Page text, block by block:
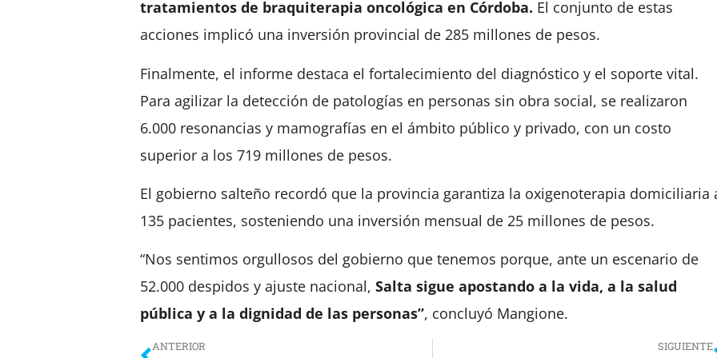
tratamientos de braquiterapia oncológica en Córdoba. El conjunto de estas
acciones implicó una inversión provincial de 285 millones de pesos.
Finalmente, el informe destaca el fortalecimiento del diagnóstico y el soporte vital.
Para agilizar la detección de patologías en personas sin obra social, se realizaron
6.000 resonancias y mamografías en el ámbito público y privado, con un costo
superior a los 719 millones de pesos.
El gobierno salteño recordó que la provincia garantiza la oxigenoterapia domiciliaria
135 pacientes, sosteniendo una inversión mensual de 25 millones de pesos.
“Nos sentimos orgullosos del gobierno que tenemos porque, ante un escenario de
52.000 despidos y ajuste nacional, Salta sigue apostando a la vida, a la salud
pública y a la dignidad de las personas”, concluyó Mangione.
ANTERIOR SIGUIENTE